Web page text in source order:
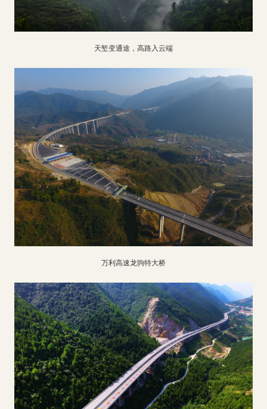
天堑变通途，高路入云端
万利高速龙驹特大桥